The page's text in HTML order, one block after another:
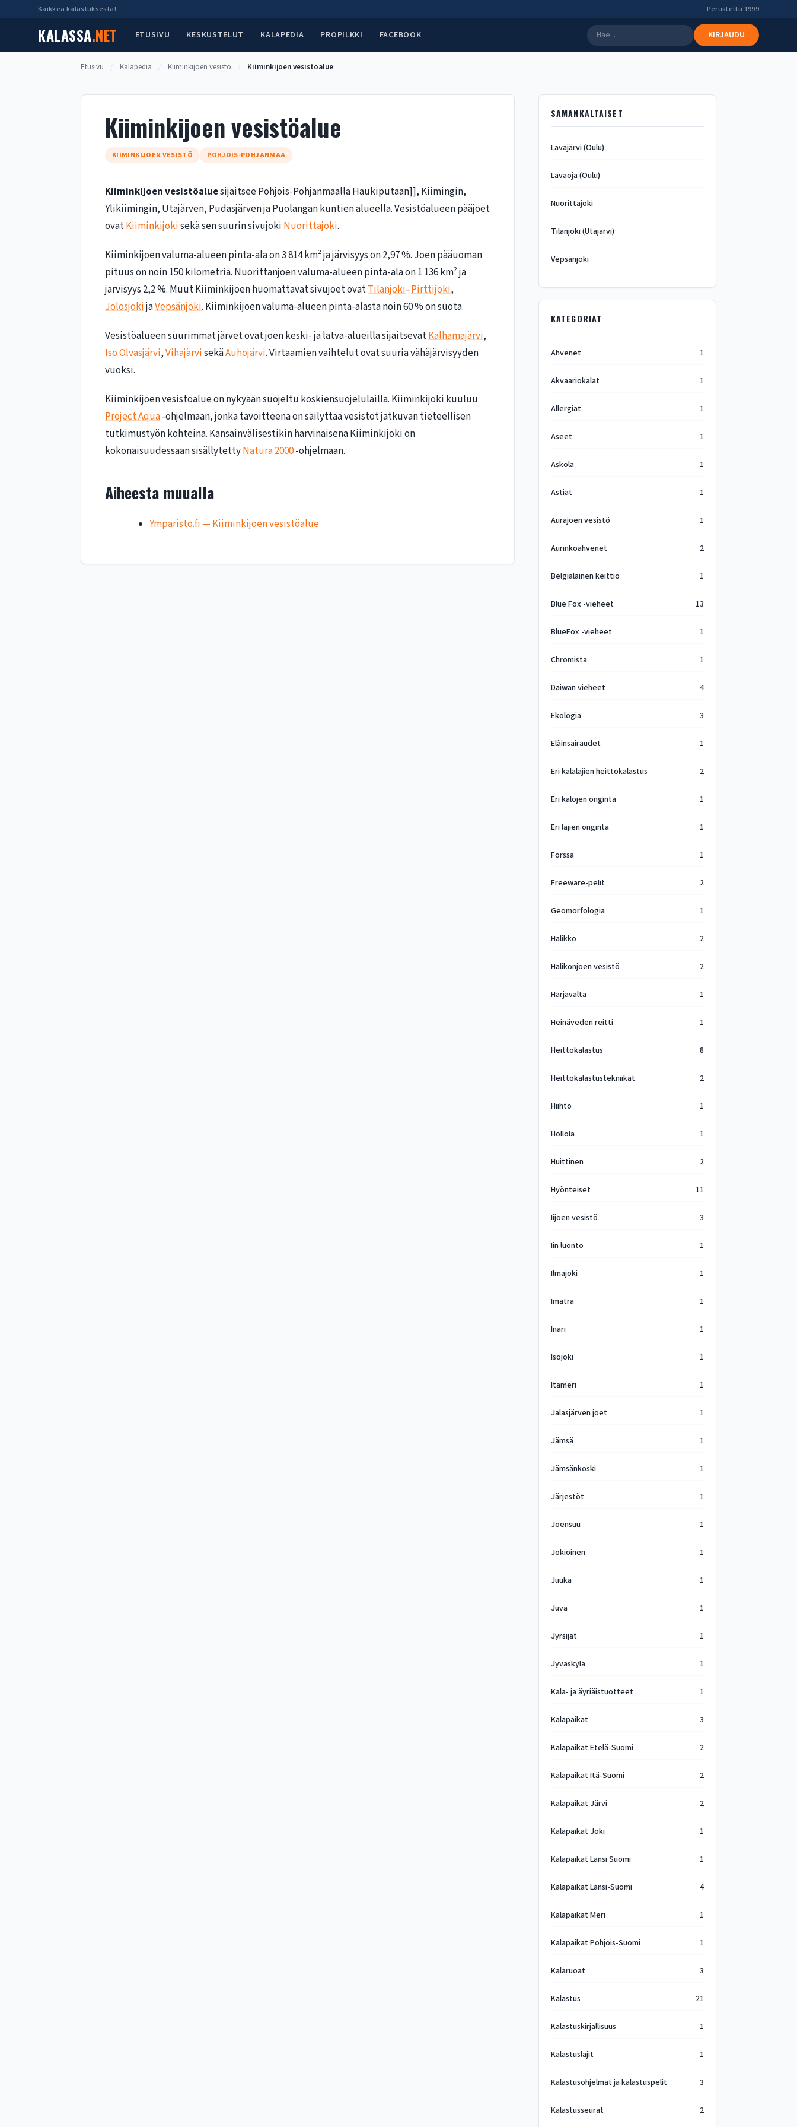
Kaikkea kalastuksesta! Perustettu 1999
KALASSA.NET ETUSIVU KESKUSTELUT KALAPEDIA PROPILKKI FACEBOOK KIRJAUDU
Etusivu Kalapedia Kiiminkijoen vesistö Kiiminkijoen vesistöalue
Kiiminkijoen vesistöalue
KIIMINKIJOEN VESISTÖ POHJOIS-POHJANMAA
Kiiminkijoen vesistöaluesijaitsee Pohjois-Pohjanmaalla Haukiputaan]], Kiimingin,
Ylikiimingin, Utajärven, Pudasjärven ja Puolangan kuntien alueella. Vesistöalueen pääjoet
ovatKiiminkijokisekä sen suurin sivujokiNuorittajoki.
Kiiminkijoen valuma-alueen pinta-ala on 3 814 km² ja järvisyys on 2,97 %. Joen pääuoman
pituus on noin 150 kilometriä. Nuorittanjoen valuma-alueen pinta-ala on 1 136 km² ja
järvisyys 2,2 %. Muut Kiiminkijoen huomattavat sivujoet ovatTilanjoki–Pirttijoki,
JolosjokijaVepsänjoki. Kiiminkijoen valuma-alueen pinta-alasta noin 60 % on suota.
Vesistöalueen suurimmat järvet ovat joen keski- ja latva-alueilla sijaitsevatKalhamajärvi,
Iso Olvasjärvi,VihajärvisekäAuhojärvi. Virtaamien vaihtelut ovat suuria vähäjärvisyyden
vuoksi.
Kiiminkijoen vesistöalue on nykyään suojeltu koskiensuojelulailla. Kiiminkijoki kuuluu
Project Aqua-ohjelmaan, jonka tavoitteena on säilyttää vesistöt jatkuvan tieteellisen
tutkimustyön kohteina. Kansainvälisestikin harvinaisena Kiiminkijoki on
kokonaisuudessaan sisällytettyNatura 2000-ohjelmaan.
Aiheesta muualla
Ymparisto.fi — Kiiminkijoen vesistöalue
SAMANKALTAISET
Lavajärvi (Oulu)
Lavaoja (Oulu)
Nuorittajoki
Tilanjoki (Utajärvi)
Vepsänjoki
KATEGORIAT
Ahvenet 1
Akvaariokalat 1
Allergiat 1
Aseet 1
Askola 1
Astiat 1
Aurajoen vesistö 1
Aurinkoahvenet 2
Belgialainen keittiö 1
Blue Fox -vieheet 13
BlueFox -vieheet 1
Chromista 1
Daiwan vieheet 4
Ekologia 3
Eläinsairaudet 1
Eri kalalajien heittokalastus 2
Eri kalojen onginta 1
Eri lajien onginta 1
Forssa 1
Freeware-pelit 2
Geomorfologia 1
Halikko 2
Halikonjoen vesistö 2
Harjavalta 1
Heinäveden reitti 1
Heittokalastus 8
Heittokalastustekniikat 2
Hiihto 1
Hollola 1
Huittinen 2
Hyönteiset 11
Iijoen vesistö 3
Iin luonto 1
Ilmajoki 1
Imatra 1
Inari 1
Isojoki 1
Itämeri 1
Jalasjärven joet 1
Jämsä 1
Jämsänkoski 1
Järjestöt 1
Joensuu 1
Jokioinen 1
Juuka 1
Juva 1
Jyrsijät 1
Jyväskylä 1
Kala- ja äyriäistuotteet 1
Kalapaikat 3
Kalapaikat Etelä-Suomi 2
Kalapaikat Itä-Suomi 2
Kalapaikat Järvi 2
Kalapaikat Joki 1
Kalapaikat Länsi Suomi 1
Kalapaikat Länsi-Suomi 4
Kalapaikat Meri 1
Kalapaikat Pohjois-Suomi 1
Kalaruoat 3
Kalastus 21
Kalastuskirjallisuus 1
Kalastuslajit 1
Kalastusohjelmat ja kalastuspelit 3
Kalastusseurat 2